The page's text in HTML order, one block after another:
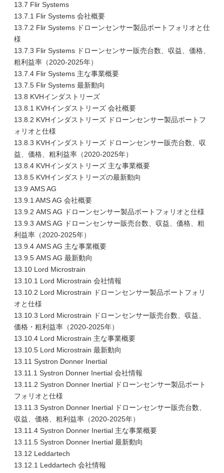
13.7 Flir Systems
13.7.1 Flir Systems 会社概要
13.7.2 Flir Systems ドローンセンサー製品ポートフォリオと仕
様
13.7.3 Flir Systems ドローンセンサー販売台数、収益、価格、
粗利益率（2020-2025年）
13.7.4 Flir Systems 主な事業概要
13.7.5 Flir Systems 最新動向
13.8 KVHインダストリーズ
13.8.1 KVHインダストリーズ 会社概要
13.8.2 KVHインダストリーズ ドローンセンサー製品ポートフ
ォリオと仕様
13.8.3 KVHインダストリーズ ドローンセンサー販売台数、収
益、価格、粗利益率（2020-2025年）
13.8.4 KVHインダストリーズ 主な事業概要
13.8.5 KVHインダストリーズの最新動向
13.9 AMS AG
13.9.1 AMS AG 会社概要
13.9.2 AMS AG ドローンセンサー製品ポートフォリオと仕様
13.9.3 AMS AG ドローンセンサー販売台数、収益、価格、粗
利益率（2020-2025年）
13.9.4 AMS AG 主な事業概要
13.9.5 AMS AG 最新動向
13.10 Lord Microstrain
13.10.1 Lord Microstrain 会社情報
13.10.2 Lord Microstrain ドローンセンサー製品ポートフォリ
オと仕様
13.10.3 Lord Microstrain ドローンセンサー販売台数、収益、
価格・粗利益率（2020-2025年）
13.10.4 Lord Microstrain 主な事業概要
13.10.5 Lord Microstrain 最新動向
13.11 Systron Donner Inertial
13.11.1 Systron Donner Inertial 会社情報
13.11.2 Systron Donner Inertial ドローンセンサー製品ポート
フォリオと仕様
13.11.3 Systron Donner Inertial ドローンセンサー販売台数、
収益、価格、粗利益率（2020-2025年）
13.11.4 Systron Donner Inertial 主な事業概要
13.11.5 Systron Donner Inertial 最新動向
13.12 Leddartech
13.12.1 Leddartech 会社情報